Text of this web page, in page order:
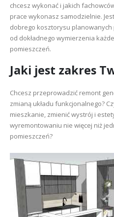
chcesz wykonać i jakich
prace wykonasz samodzielnie.
dobrego kosztorysu
od dokładnego wymierzenia
pomieszczeń.
Jaki jest zakres
Chcesz przeprowadzić remont
zmianą układu funkcjonalnego?
mieszkanie, zmienić wystrój i
wyremontowaniu nie więcej niż
pomieszczeń?